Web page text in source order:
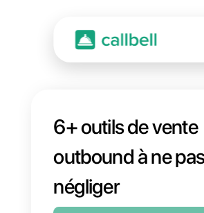
6+ outils de
outbound à